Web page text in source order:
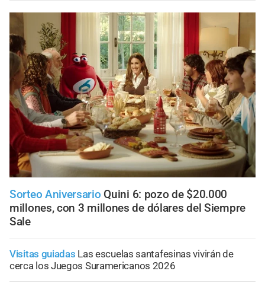
Sorteo Aniversario Quini 6: pozo de $20.000
millones, con 3 millones de dólares del Siempre
Sale
Visitas guiadas Las escuelas santafesinas vivirán de
cerca los Juegos Suramericanos 2026